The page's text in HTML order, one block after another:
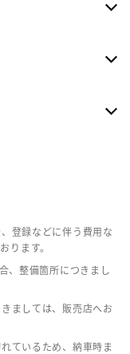
登録などに伴う費用な
ります。
、整備箇所につきまし
ましては、販売店へお
ているため、納車時ま